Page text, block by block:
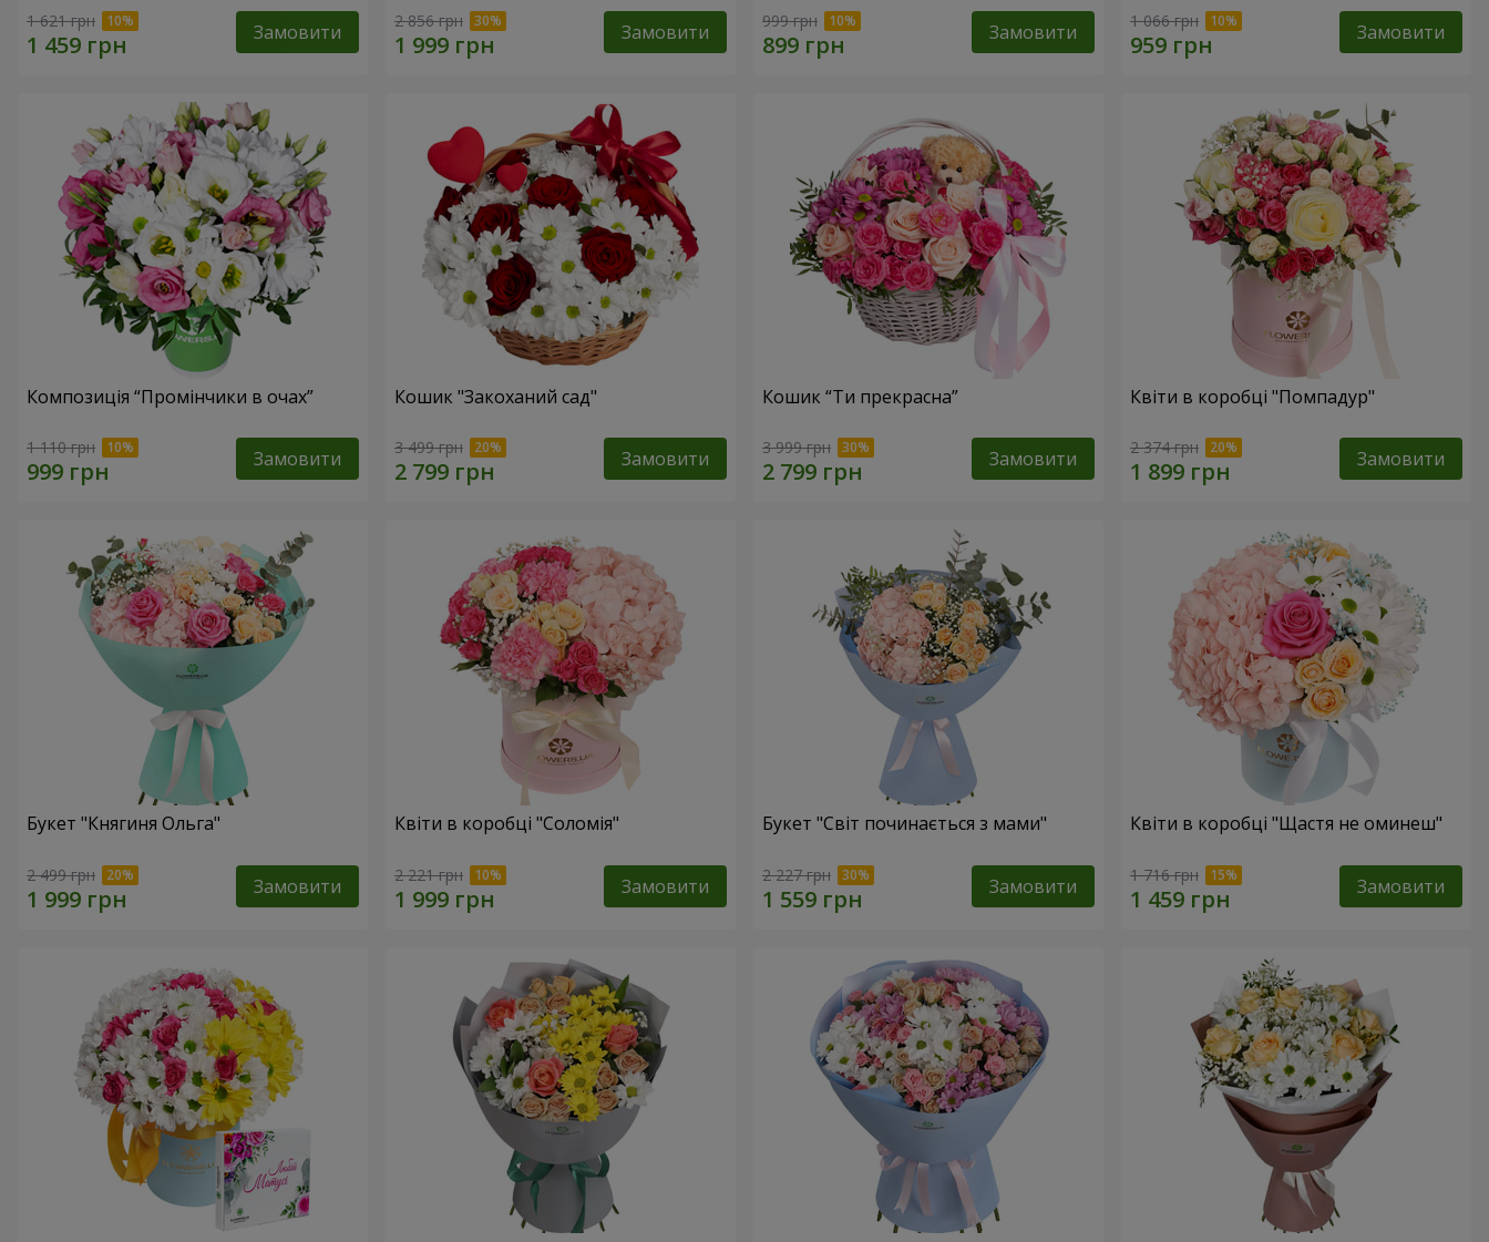
1 621 грн Замовити 2 856 грн Замовити 999 грн Замовити 1 066 грн Замовити
Композиція “Промінчики в очах”
1 110 грн Замовити
Кошик "Закоханий сад"
3 499 грн Замовити
Кошик “Ти прекрасна”
3 999 грн Замовити
Квіти в коробці "Помпадур"
2 374 грн Замовити
Букет "Княгиня Ольга"
2 499 грн Замовити
Квіти в коробці "Соломія"
2 221 грн Замовити
Букет "Світ починається з мами"
2 227 грн Замовити
Квіти в коробці "Щастя не оминеш"
1 716 грн Замовити